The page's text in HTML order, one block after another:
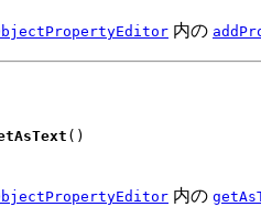
内の
()
内の